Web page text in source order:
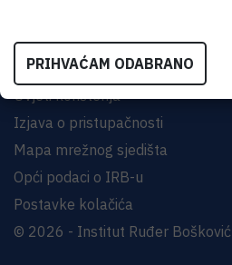
Uvjeti korištenja
Izjava o pristupačnosti
Mapa mrežnog sjedišta
Opći podaci o IRB-u
Postavke kolačića
© 2026 - Institut Ruđer Bošković
PRIHVAĆAM ODABRANO